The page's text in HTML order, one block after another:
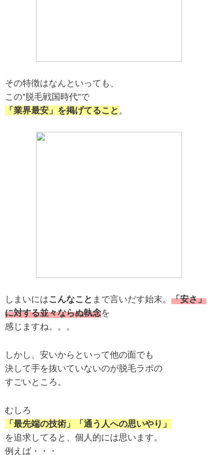
その特徴はなんといっても、
この”脱毛戦国時代”で
「業界最安」を掲げてること 。
しまいにはこんなこと まで言いだす始末。 「安さ」
に対する並々ならぬ執念を
感じますね。。。
しかし、安いからといって他の面でも
決して手を抜いていないのが脱毛ラボの
すごいところ。
むしろ
「最先端の技術」「通う人への思いやり」
を追求してると、個人的には思います。
例えば・・・